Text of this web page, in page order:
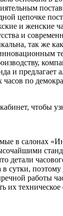
цепочке
и женские
и
так же
и предлагает
по
чтобы
в салонах
детали
сутки, поэтому
работы
их